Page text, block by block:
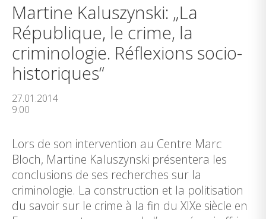
Martine Kaluszynski: „La
République, le crime, la
criminologie. Réflexions socio-
historiques“
27.01.2014
9:00
Lors de son intervention au Centre Marc
Bloch, Martine Kaluszynski présentera les
conclusions de ses recherches sur la
criminologie. La construction et la politisation
du savoir sur le crime à la fin du XIXe siècle en